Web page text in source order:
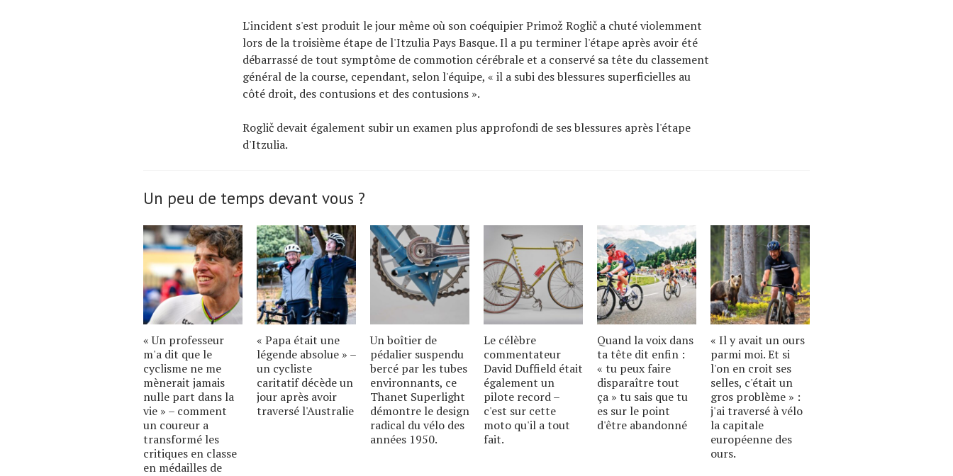
L'incident s'est produit le jour même où son coéquipier Primož Roglič a chuté violemment
lors de la troisième étape de l'Itzulia Pays Basque. Il a pu terminer l'étape après avoir été
débarrassé de tout symptôme de commotion cérébrale et a conservé sa tête du classement
général de la course, cependant, selon l'équipe, « il a subi des blessures superficielles au
côté droit, des contusions et des contusions ».
Roglič devait également subir un examen plus approfondi de ses blessures après l'étape
d'Itzulia.
Un peu de temps devant vous ?
« Un professeur
m'a dit que le
cyclisme ne me
mènerait jamais
nulle part dans la
vie » – comment
un coureur a
transformé les
critiques en classe
en médailles de
« Papa était une
légende absolue » –
un cycliste
caritatif décède un
jour après avoir
traversé l'Australie
Un boîtier de
pédalier suspendu
bercé par les tubes
environnants, ce
Thanet Superlight
démontre le design
radical du vélo des
années 1950.
Le célèbre
commentateur
David Duffield était
également un
pilote record –
c'est sur cette
moto qu'il a tout
fait.
Quand la voix dans
ta tête dit enfin :
« tu peux faire
disparaître tout
ça » tu sais que tu
es sur le point
d'être abandonné
« Il y avait un ours
parmi moi. Et si
l'on en croit ses
selles, c'était un
gros problème » :
j'ai traversé à vélo
la capitale
européenne des
ours.